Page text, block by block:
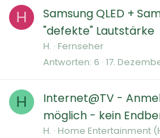
H
Samsung QLED +
"defekte" Lautstärke
H. Fernseher
Antworten 6 17.
H
Internet@TV -
möglich - kein
H. Home Entertainment